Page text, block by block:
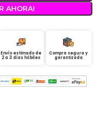
AHORA!
Envío estimado de
2 a 3 días hábiles
Compra segura y
garantizada